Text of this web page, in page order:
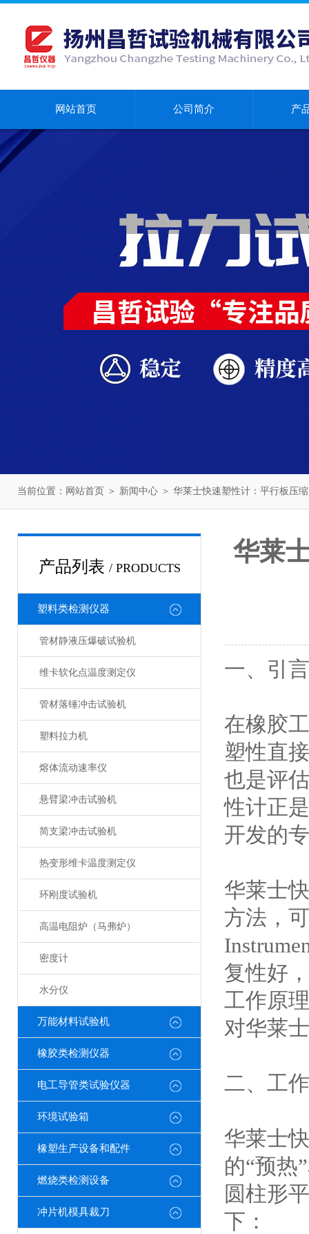
网站首页 公司简介 产
当前位置： 网站首页 ＞ 新闻中心 ＞ 华莱士快速塑性计：平行板压
产品列表 / PRODUCTS
塑料类检测仪器
管材静液压爆破试验机
维卡软化点温度测定仪
管材落锤冲击试验机
塑料拉力机
熔体流动速率仪
悬臂梁冲击试验机
简支梁冲击试验机
热变形维卡温度测定仪
环刚度试验机
高温电阻炉（马弗炉）
密度计
水分仪
万能材料试验机
橡胶类检测仪器
电工导管类试验仪器
环境试验箱
橡塑生产设备和配件
燃烧类检测设备
冲片机模具裁刀
华莱
一、引言
在橡胶
塑性直
也是评
性计正
开发的
华莱士
方法，
复性好
工作原
对华莱
二、工
华莱士
的“预热
圆柱形
下：